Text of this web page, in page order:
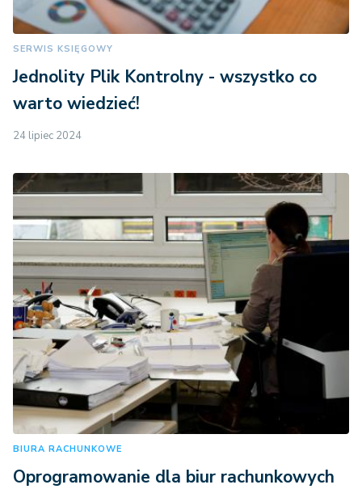
SERWIS KSIĘGOWY
Jednolity Plik Kontrolny - wszystko co
warto wiedzieć!
24 lipiec 2024
BIURA RACHUNKOWE
Oprogramowanie dla biur rachunkowych